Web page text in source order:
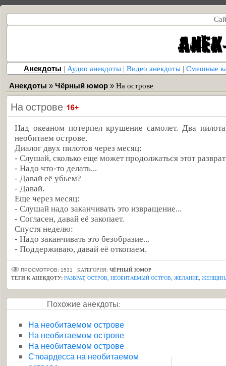
Анекдоты | Аудио анекдоты | Видео анекдоты | Смешные
Анекдоты » Чёрный юмор » На острове
На острове
Над океаном потерпел крушение самолет. Два
необитаем острове.
Диалог двух пилотов через месяц:
- Слушай, сколько еще может продолжаться этот
- Надо что-то делать...
- Давай её убьем?
- Давай.
Еще через месяц:
- Слушай надо заканчивать это извращение...
- Согласен, давай её закопает.
Спустя неделю:
- Надо заканчивать это безобразие...
- Поддерживаю, давай её откопаем.
ПРОСМОТРОВ: 1531 КАТЕГОРИЯ: ЧЁРНЫЙ ЮМОР
ТЕГИ К АНЕКДОТУ: РАЗВРАТ, ОСТРОВ НЕОБИТАЕМЫЙ ОСТРОВ ЖЕЛАНИЕ
Похожие анекдоты:
На необитаемом острове
На необитаемом острове
На необитаемом острове
Стюардесса на необитаемом